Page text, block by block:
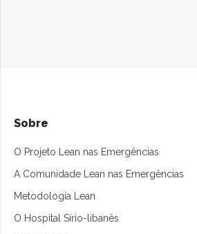
Sobre
O Projeto Lean nas Emergências
A Comunidade Lean nas Emergências
Metodologia Lean
O Hospital Sírio-libanês